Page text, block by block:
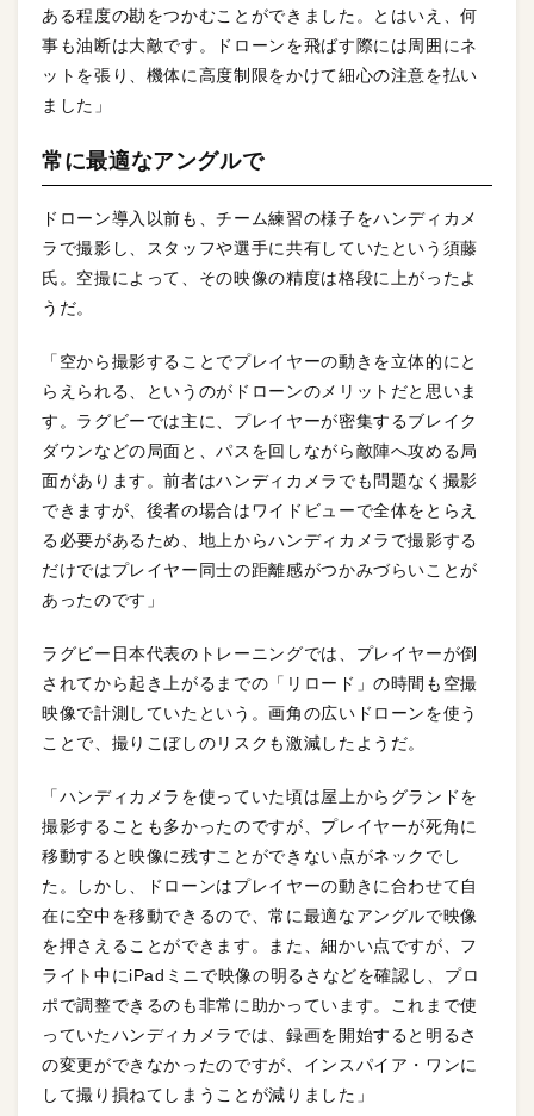
ある程度の勘をつかむことができました。とはいえ、何
事も油断は大敵です。ドローンを飛ばす際には周囲にネ
ットを張り、機体に高度制限をかけて細心の注意を払い
ました」
常に最適なアングルで
ドローン導入以前も、チーム練習の様子をハンディカメ
ラで撮影し、スタッフや選手に共有していたという須藤
氏。空撮によって、その映像の精度は格段に上がったよ
うだ。
「空から撮影することでプレイヤーの動きを立体的にと
らえられる、というのがドローンのメリットだと思いま
す。ラグビーでは主に、プレイヤーが密集するブレイク
ダウンなどの局面と、パスを回しながら敵陣へ攻める局
面があります。前者はハンディカメラでも問題なく撮影
できますが、後者の場合はワイドビューで全体をとらえ
る必要があるため、地上からハンディカメラで撮影する
だけではプレイヤー同士の距離感がつかみづらいことが
あったのです」
ラグビー日本代表のトレーニングでは、プレイヤーが倒
されてから起き上がるまでの「リロード」の時間も空撮
映像で計測していたという。画角の広いドローンを使う
ことで、撮りこぼしのリスクも激減したようだ。
「ハンディカメラを使っていた頃は屋上からグランドを
撮影することも多かったのですが、プレイヤーが死角に
移動すると映像に残すことができない点がネックでし
た。しかし、ドローンはプレイヤーの動きに合わせて自
在に空中を移動できるので、常に最適なアングルで映像
を押さえることができます。また、細かい点ですが、フ
ライト中にiPadミニで映像の明るさなどを確認し、プロ
ポで調整できるのも非常に助かっています。これまで使
っていたハンディカメラでは、録画を開始すると明るさ
の変更ができなかったのですが、インスパイア・ワンに
して撮り損ねてしまうことが減りました」